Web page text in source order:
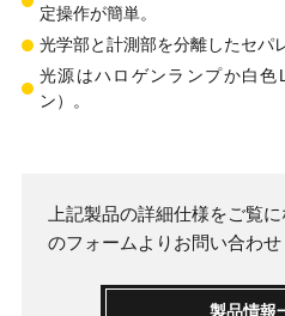
定操作が簡単。
光学部と計測部を分離したセパ
光源はハロゲンランプか白色
ン）。
上記製品の詳細仕様をご覧
のフォームよりお問い合わせ
製品情報